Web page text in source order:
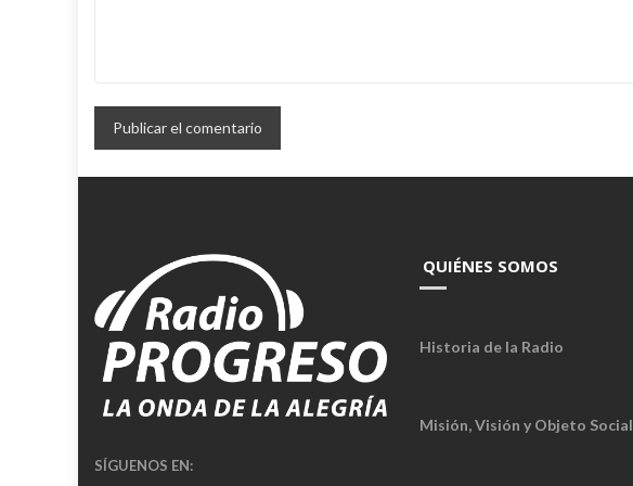
SÍGUENOS EN:
QUIÉNES SOMOS
Historia de la Radio
Misión, Visión y Objeto Social